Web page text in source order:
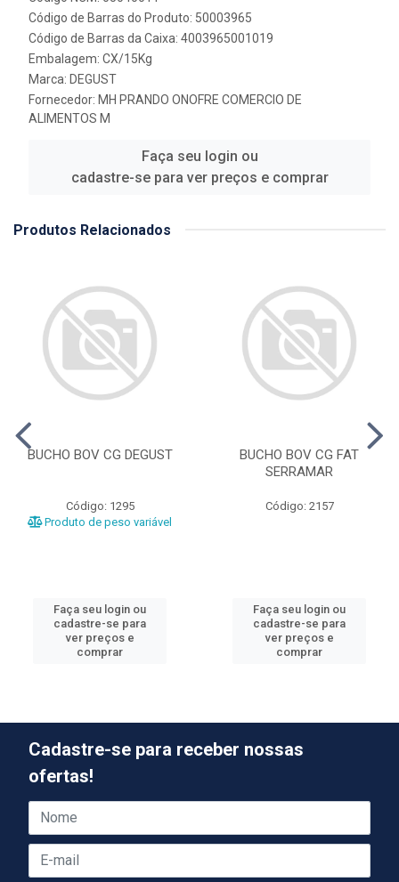
Código de Barras do Produto: 50003965
Código de Barras da Caixa: 4003965001019
Embalagem: CX/15Kg
Marca: DEGUST
Fornecedor: MH PRANDO ONOFRE COMERCIO DE
ALIMENTOS M
Faça seu login ou
cadastre-se para ver preços e comprar
Produtos Relacionados
BUCHO BOV CG DEGUST
Código: 1295
Produto de peso variável
Faça seu login ou
cadastre-se para
ver preços e
comprar
BUCHO BOV CG FAT
SERRAMAR
Código: 2157
Faça seu login ou
cadastre-se para
ver preços e
comprar
Cadastre-se para receber nossas
ofertas!